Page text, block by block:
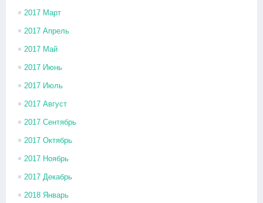
2017 Март
2017 Апрель
2017 Май
2017 Июнь
2017 Июль
2017 Август
2017 Сентябрь
2017 Октябрь
2017 Ноябрь
2017 Декабрь
2018 Январь